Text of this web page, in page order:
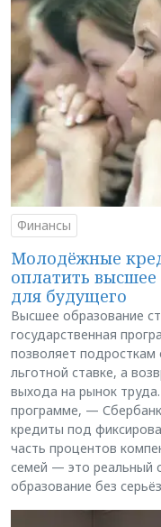
Финансы
Молодёжные
оплатить
для будущего
Высшее образование
государственная
позволяет подросткам
льготной ставке, а
выхода на рынок
программе, —
кредиты под
часть процентов
семей — это реальный
образование без